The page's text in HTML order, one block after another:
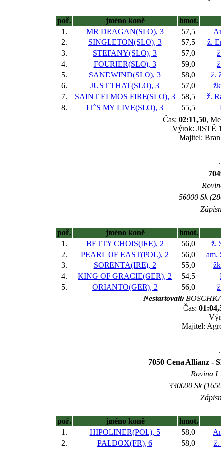
poř. jméno koně
hmot.
1.
MR DRAGAN(SLO), 3 57,5
2.
SINGLETON(SLO), 3 57,5
ž.
3.
STEFANY(SLO), 3 57,0
4.
FOURIER(SLO), 3 59,0
5.
SANDWIND(SLO), 3 58,0
ž.
6.
JUST THAT(SLO), 3 57,0
7.
SAINT ELMOS FIRE(SLO), 3 58,5
ž.
8.
IT`S MY LIVE(SLO), 3 55,5
Čas: 02:11,50,
Výrok: JISTĚ
Majitel:
56000 Sk
poř. jméno koně
hmot.
1.
BETTY CHOIS(IRE), 2 56,0
ž.
2.
PEARL OF EAST(POL), 2 56,0
am.
3.
SORENTA(IRE), 2 55,0
4.
KING OF GRACIE(GER), 2 54,5
5.
ORIANTO(GER), 2 56,0
Nestartovali:
Čas:
Majitel:
7050 Cena Allianz -
Rovina
330000 Sk
poř. jméno koně
hmot.
1.
HIPOLINER(POL), 5 58,0
2.
PALDOX(FR), 6 58,0
ž.